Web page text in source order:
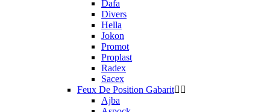
Dafa
Divers
Hella
Jokon
Promot
Proplast
Radex
Sacex
Feux De Position Gabarit
Ajba